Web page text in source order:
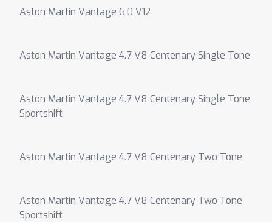
Aston Martin Vantage 6.0 V12
Aston Martin Vantage 4.7 V8 Centenary Single Tone
Aston Martin Vantage 4.7 V8 Centenary Single Tone
Sportshift
Aston Martin Vantage 4.7 V8 Centenary Two Tone
Aston Martin Vantage 4.7 V8 Centenary Two Tone
Sportshift